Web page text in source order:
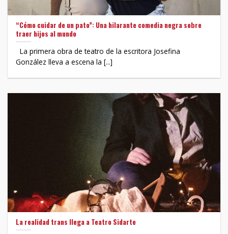
“Cómo cuidar de un pato”: Una hilarante comedia negra sobre
traer hijos al mundo
La primera obra de teatro de la escritora Josefina
González lleva a escena la [...]
La realidad trans llega a Teatro Sidarte